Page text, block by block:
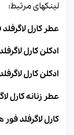
لینکهای مرتبط:
عطر کارل
ادکلن کارل
ادکلن کارل
عطر زنانه کارل
کارل لاگرفلد فور